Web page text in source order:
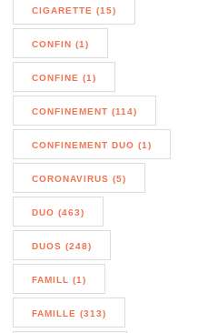
CIGARETTE (15)
CONFIN (1)
CONFINE (1)
CONFINEMENT (114)
CONFINEMENT DUO (1)
CORONAVIRUS (5)
DUO (463)
DUOS (248)
FAMILL (1)
FAMILLE (313)